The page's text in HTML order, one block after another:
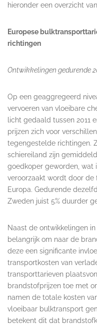
hieronder een overzicht
Europese
richtingen
Ontwikkelingen gedurende
Op een geaggregeerd
vervoeren van vloeibare
licht gedaald tussen 2011
prijzen zich voor
tegengestelde richtingen.
schiereiland zijn
goedkoper geworden, wat
veroorzaakt wordt door
Europa. Gedurende
Zweden juist 5% duurder
Naast de ontwikkelingen
belangrijk om naar de
deze een significante
transportkosten van
transporttarieven
brandstofprijzen toe met
namen de totale kosten
vloeibaar bulktransport
betekent dit dat